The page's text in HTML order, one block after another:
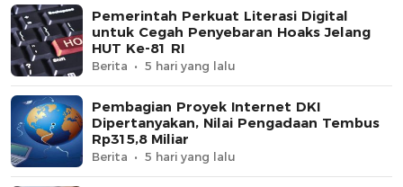
Pemerintah Perkuat Literasi Digital
untuk Cegah Penyebaran Hoaks Jelang
HUT Ke-81 RI
Berita 5 hari yang lalu
Pembagian Proyek Internet DKI
Dipertanyakan, Nilai Pengadaan Tembus
Rp315,8 Miliar
Berita 5 hari yang lalu